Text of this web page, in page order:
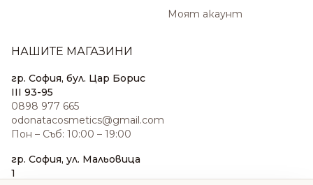
Моят акаунт
НАШИТЕ МАГАЗИНИ
гр. София, бул. Цар Борис
III 93-95
0898 977 665
odonatacosmetics@gmail.com
Пон – Съб: 10:00 – 19:00
гр. София, ул. Мальовица
1